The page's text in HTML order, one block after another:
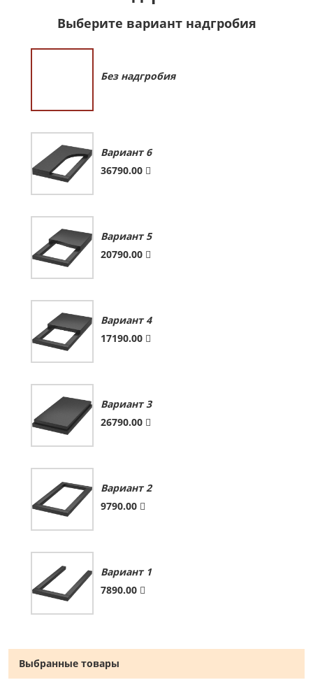
Выберите вариант надгробия
Без надгробия
Вариант 6
36790.00
Вариант 5
20790.00
Вариант 4
17190.00
Вариант 3
26790.00
Вариант 2
9790.00
Вариант 1
7890.00
Выбранные товары